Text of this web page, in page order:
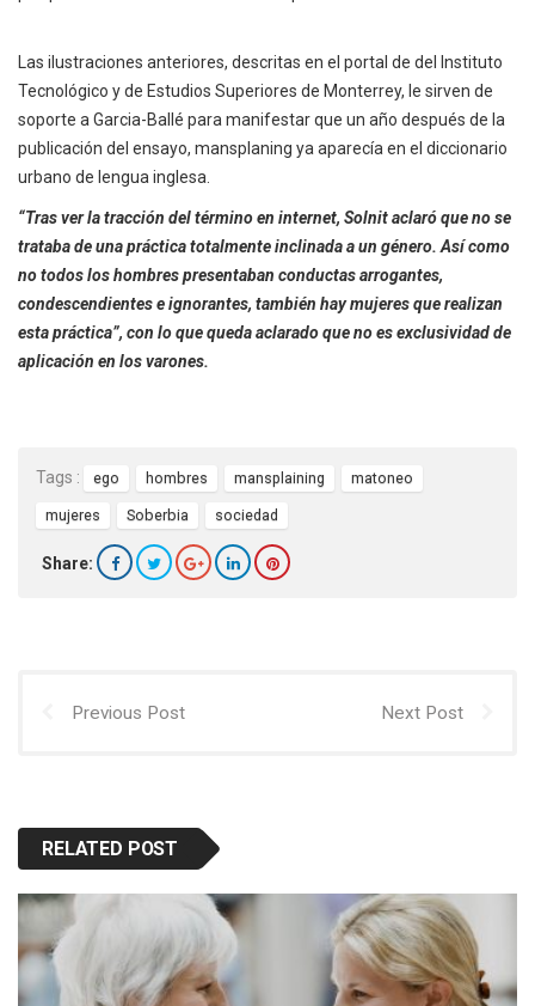
Las ilustraciones anteriores, descritas en el portal de del Instituto
Tecnológico y de Estudios Superiores de Monterrey, le sirven de
soporte a Garcia-Ballé para manifestar que un año después de la
publicación del ensayo, mansplaning ya aparecía en el diccionario
urbano de lengua inglesa.
“Tras ver la tracción del término en internet, Solnit aclaró que no se
trataba de una práctica totalmente inclinada a un género. Así como
no todos los hombres presentaban conductas arrogantes,
condescendientes e ignorantes, también hay mujeres que realizan
esta práctica”, con lo que queda aclarado que no es exclusividad de
aplicación en los varones.
Tags : ego hombres mansplaining matoneo
mujeres Soberbia sociedad
Share:
Previous Post Next Post
RELATED POST